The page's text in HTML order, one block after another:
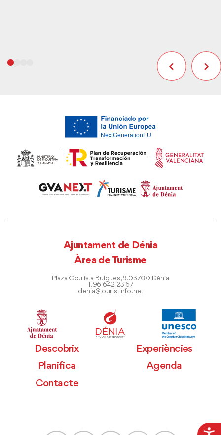
Ajuntament de Dénia
Àrea de Turisme
Plaza Oculista Buigues, 9. 03700 Dénia
T. 96 642 23 67
denia@touristinfo.net
Descobrix
Experiències
Planifica
Agenda
Contacte